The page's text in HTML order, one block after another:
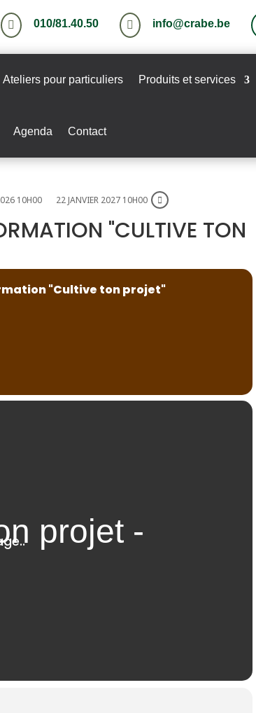
 010/81.40.50  info@crabe.be
Ateliers pour particuliers Produits et services
Agenda Contact
10H00 22 JANVIER 2027 10H00
"CULTIVE TON
"Cultive ton projet"